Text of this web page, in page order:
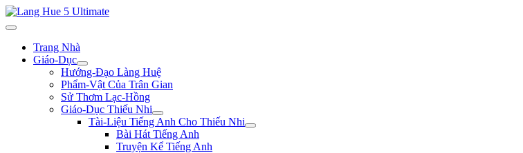
Trang Nhà
Giáo-Dục
Hướng-Đạo Làng Huệ
Phẩm-Vật Của Trân Gian
Sử Thơm Lạc-Hồng
Giáo-Dục Thiếu Nhi
Tài-Liệu Tiếng Anh Cho Thiếu Nhi
Bài Hát Tiếng Anh
Truyện Kể Tiếng Anh